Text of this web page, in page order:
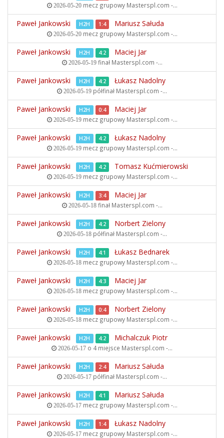
2026-05-20mecz grupowy Masterspl.com -...
Paweł Jankowski H2H 1:4 Mariusz Sałuda
2026-05-20mecz grupowy Masterspl.com -...
Paweł Jankowski H2H 4:2 Maciej Jar
2026-05-19finał Masterspl.com -...
Paweł Jankowski H2H 4:2 Łukasz Nadolny
2026-05-19 półfinał Masterspl.com -...
Paweł Jankowski H2H 0:4 Maciej Jar
2026-05-19mecz grupowy Masterspl.com -...
Paweł Jankowski H2H 4:2 Łukasz Nadolny
2026-05-19mecz grupowy Masterspl.com -...
Paweł Jankowski H2H 4:2 Tomasz Kućmierowski
2026-05-19mecz grupowy Masterspl.com -...
Paweł Jankowski H2H 3:4 Maciej Jar
2026-05-18finał Masterspl.com -...
Paweł Jankowski H2H 4:2 Norbert Zielony
2026-05-18 półfinał Masterspl.com -...
Paweł Jankowski H2H 4:1 Łukasz Bednarek
2026-05-18mecz grupowy Masterspl.com -...
Paweł Jankowski H2H 4:3 Maciej Jar
2026-05-18mecz grupowy Masterspl.com -...
Paweł Jankowski H2H 0:4 Norbert Zielony
2026-05-18mecz grupowy Masterspl.com -...
Paweł Jankowski H2H 4:2 Michalczuk Piotr
2026-05-17 o 4 miejsce Masterspl.com -...
Paweł Jankowski H2H 2:4 Mariusz Sałuda
2026-05-17 półfinał Masterspl.com -...
Paweł Jankowski H2H 4:1 Mariusz Sałuda
2026-05-17mecz grupowy Masterspl.com -...
Paweł Jankowski H2H 1:4 Łukasz Nadolny
2026-05-17mecz grupowy Masterspl.com -...